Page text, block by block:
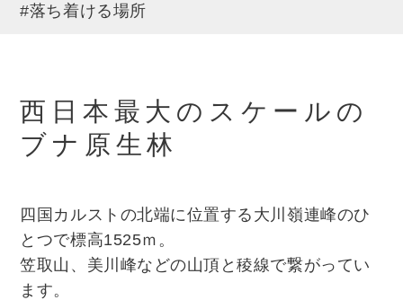
#落ち着ける場所
西日本最大のスケールの
ブナ原生林
四国カルストの北端に位置する大川嶺連峰のひ
とつで標高1525ｍ。
笠取山、美川峰などの山頂と稜線で繋がってい
ます。